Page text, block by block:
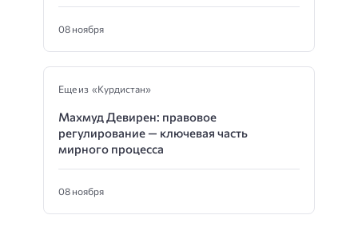
08 ноября
Еще из «Курдистан»
Махмуд Девирен: правовое
регулирование — ключевая часть
мирного процесса
08 ноября